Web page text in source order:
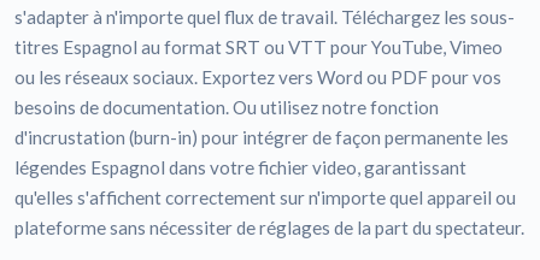
s'adapter à n'importe quel flux de travail. Téléchargez les sous-
titres Espagnol au format SRT ou VTT pour YouTube, Vimeo
ou les réseaux sociaux. Exportez vers Word ou PDF pour vos
besoins de documentation. Ou utilisez notre fonction
d'incrustation (burn-in) pour intégrer de façon permanente les
légendes Espagnol dans votre fichier video, garantissant
qu'elles s'affichent correctement sur n'importe quel appareil ou
plateforme sans nécessiter de réglages de la part du spectateur.